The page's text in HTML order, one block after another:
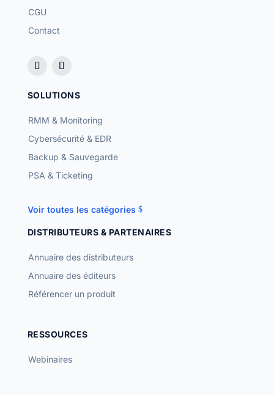
CGU
Contact
SOLUTIONS
RMM & Monitoring
Cybersécurité & EDR
Backup & Sauvegarde
PSA & Ticketing
Voir toutes les catégories
DISTRIBUTEURS & PARTENAIRES
Annuaire des distributeurs
Annuaire des éditeurs
Référencer un produit
RESSOURCES
Webinaires